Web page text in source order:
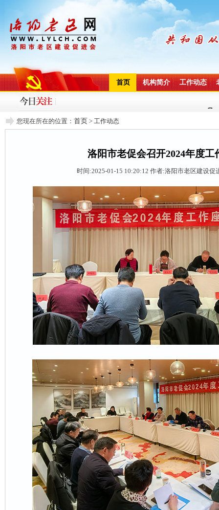
首页 机构简介 工作动态
您现在所在的位置： 首页 > 工作动态
洛阳市老促会召开2024年度工
时间:2025-01-15 10:20:12 作者:洛阳市老区建设促